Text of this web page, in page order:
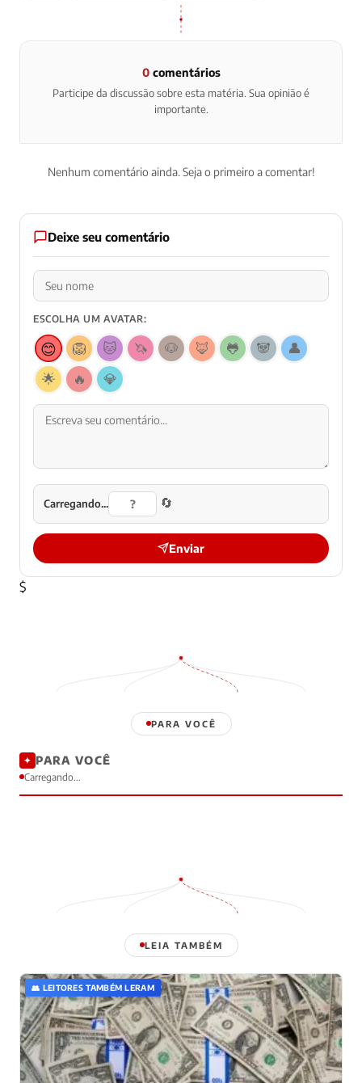
0comentários
Participe da discussão sobre esta matéria. Sua opinião é
importante.
Nenhum comentário ainda. Seja o primeiro a comentar!
Deixe seu comentário
ESCOLHA UM AVATAR:
😊 🦁 🐱 🦄 🐶 🦊 🐸 🐼
👤
🌟
🔥 💎
Carregando... 🔄
Enviar
$
PARA VOCÊ
✦ PARA VOCÊ
Carregando...
LEIA TAMBÉM
👥 LEITORES TAMBÉM LERAM